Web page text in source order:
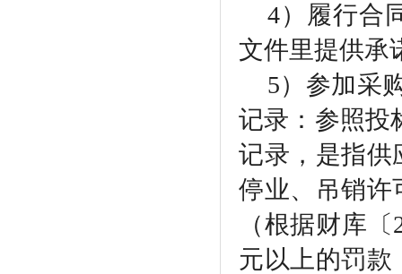
4）履行合
文件里提供承
5）参加采
记录：参照投
记录，是指供
停业、吊销许
（根据财库
元以上的罚